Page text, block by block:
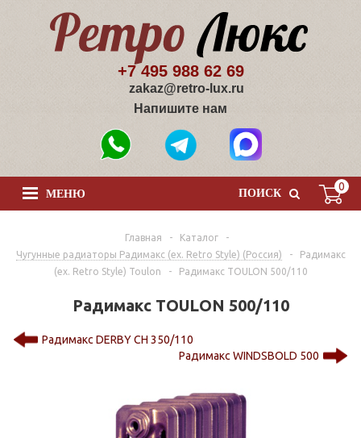
+7 495 988 62 69
zakaz@retro-lux.ru
Напишите нам
0
ПОИСК
МЕНЮ
Главная - Каталог
-
Чугунные радиаторы Радимакс (ex. Retro Style) (Россия)
-
Радимакс
(ex. Retro Style) Toulon
- Радимакс TOULON 500/110
Радимакс TOULON 500/110
Радимакс DERBY CH 350/110
Радимакс WINDSBOLD 500